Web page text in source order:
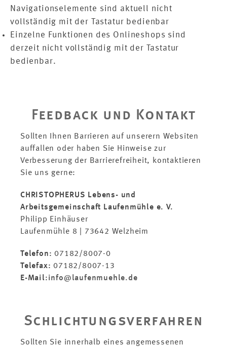
Navigationselemente sind aktuell nicht
vollständig mit der Tastatur bedienbar
Einzelne Funktionen des Onlineshops sind
derzeit nicht vollständig mit der Tastatur
bedienbar.
Feedback und Kontakt
Sollten Ihnen Barrieren auf unserern Websiten
auffallen oder haben Sie Hinweise zur
Verbesserung der Barrierefreiheit, kontaktieren
Sie uns gerne:
CHRISTOPHERUS Lebens- und
Arbeitsgemeinschaft Laufenmühle e. V.
Philipp Einhäuser
Laufenmühle 8 | 73642 Welzheim
Telefon: 07182/8007-0
Telefax: 07182/8007-13
E-Mail:info@laufenmuehle.de
Schlichtungsverfahren
Sollten Sie innerhalb eines angemessenen